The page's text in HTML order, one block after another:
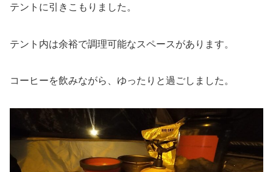
テントに引きこもりました。
テント内は余裕で調理可能なスペースがあります。
コーヒーを飲みながら、ゆったりと過ごしました。